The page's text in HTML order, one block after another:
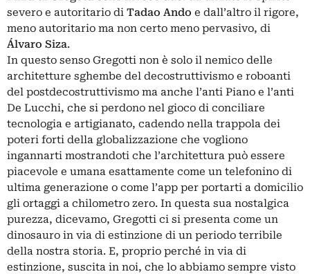
severo e autoritario di Tadao Ando e dall’altro il rigore,
meno autoritario ma non certo meno pervasivo, di
Álvaro Siza.
In questo senso Gregotti non è solo il nemico delle
architetture sghembe del decostruttivismo e roboanti
del postdecostruttivismo ma anche l’anti Piano e l’anti
De Lucchi, che si perdono nel gioco di conciliare
tecnologia e artigianato, cadendo nella trappola dei
poteri forti della globalizzazione che vogliono
ingannarti mostrandoti che l’architettura può essere
piacevole e umana esattamente come un telefonino di
ultima generazione o come l’app per portarti a domicilio
gli ortaggi a chilometro zero. In questa sua nostalgica
purezza, dicevamo, Gregotti ci si presenta come un
dinosauro in via di estinzione di un periodo terribile
della nostra storia. E, proprio perché in via di
estinzione, suscita in noi, che lo abbiamo sempre visto